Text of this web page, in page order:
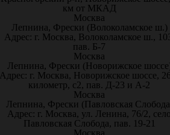
км от МКАД
Москва
Лепнина, Фрески (Волоколамское ш.)
Адрес: г. Москва, Волоколамское ш.,
пав. Б-7
Москва
Лепнина, Фрески (Новорижское
г. Москва, Новорижское шоссе,
километр, с2, пав. Д-23 и А-2
Москва
Лепнина, Фрески (Павловская
Адрес: г. Москва, ул. Ленина, 76/2, село
Павловская Слобода, пав. 19-21
Москва